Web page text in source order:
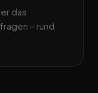
das
– rund